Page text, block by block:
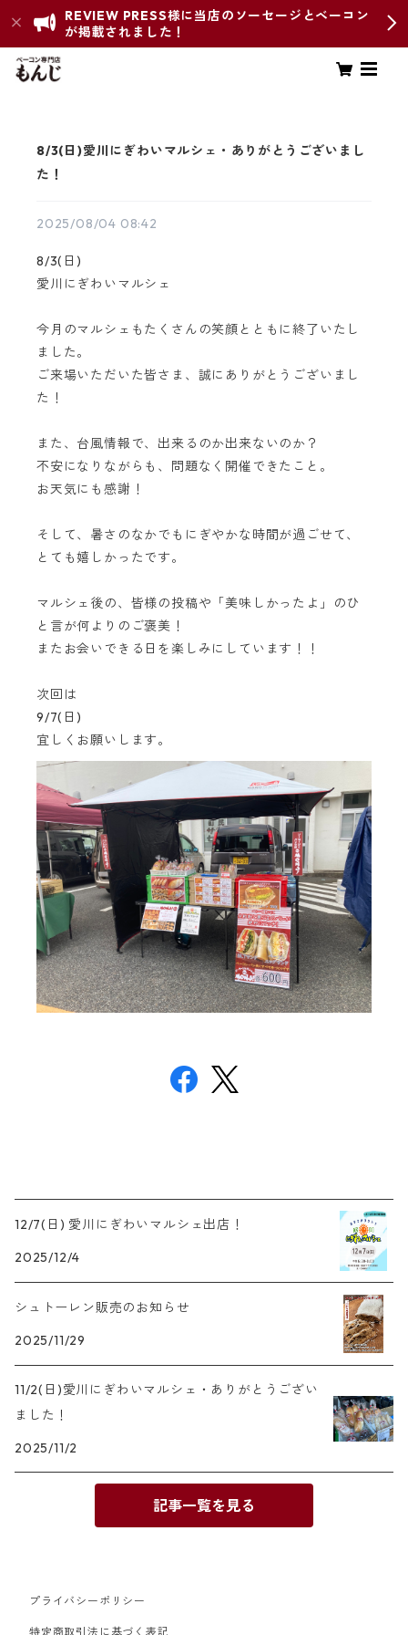
REVIEW PRESS様に当店のソーセージとベーコン
が掲載されました！
8/3(日)愛川にぎわいマルシェ・ありがとうございまし
た！
2025/08/04 08:42
8/3(日)
愛川にぎわいマルシェ
今月のマルシェもたくさんの笑顔とともに終了いたし
ました。
ご来場いただいた皆さま、誠にありがとうございまし
た！
また、台風情報で、出来るのか出来ないのか？
不安になりながらも、問題なく開催できたこと。
お天気にも感謝！
そして、暑さのなかでもにぎやかな時間が過ごせて、
とても嬉しかったです。
マルシェ後の、皆様の投稿や「美味しかったよ」のひ
と言が何よりのご褒美！
またお会いできる日を楽しみにしています！！
次回は
9/7(日)
宜しくお願いします。
12/7(日) 愛川にぎわいマルシェ出店！
2025/12/4
シュトーレン販売のお知らせ
2025/11/29
11/2(日)愛川にぎわいマルシェ・ありがとうござい
ました！
2025/11/2
記事一覧を見る
プライバシーポリシー
特定商取引法に基づく表記